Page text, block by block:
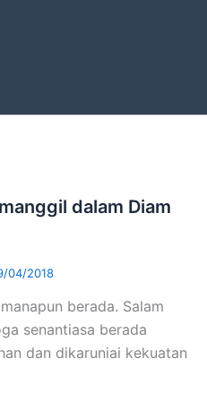
dalam Diam
04/2018
berada. Salam
senantiasa berada
dan dikaruniai kekuatan